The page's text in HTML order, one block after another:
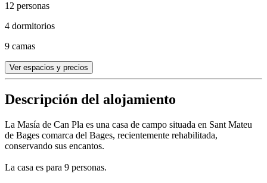
12 personas
4 dormitorios
9 camas
Ver espacios y precios
Descripción del alojamiento
La Masía de Can Pla es una casa de campo situada en Sant Mateu
de Bages comarca del Bages, recientemente rehabilitada,
conservando sus encantos.
La casa es para 9 personas.